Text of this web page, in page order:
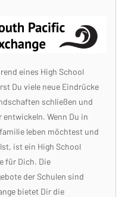
eines High School
Du viele neue Eindrücke
schließen und
entwickeln. Wenn Du in
leben möchtest und
ist ein High School
für Dich. Die
der Schulen sind
bietet Dir die